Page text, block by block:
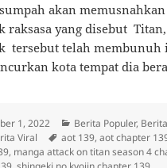
akan
raksasa yang disebut
tersebut telah membunuh
kota tempat dia
1, 2022 Kategori
Berita Populer,
Viral Tag
aot 139,aot chapter
, manga attack on titan season 4